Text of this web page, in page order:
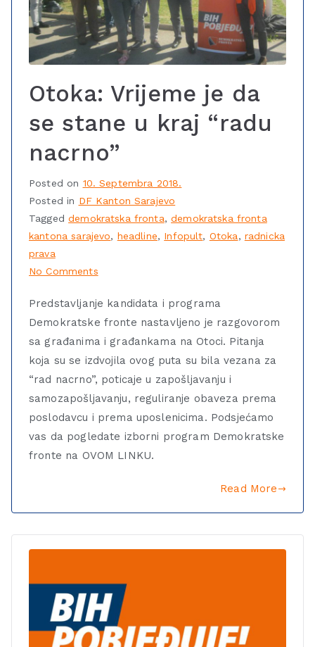
Otoka: Vrijeme je da
se stane u kraj “radu
nacrno”
Posted on 10. Septembra 2018.
Posted in DF Kanton Sarajevo
Taggeddemokratska fronta,demokratska fronta
kantona sarajevo, headline, Infopult, Otoka, radnicka
prava
No Comments
Predstavljanje kandidata i programa
Demokratske fronte nastavljeno je razgovorom
sa građanima i građankama na Otoci. Pitanja
koja su se izdvojila ovog puta su bila vezana za
“rad nacrno”, poticaje u zapošljavanju i
samozapošljavanju, reguliranje obaveza prema
poslodavcu i prema uposlenicima. Podsjećamo
vas da pogledate izborni program Demokratske
fronte na OVOM LINKU.
Read More